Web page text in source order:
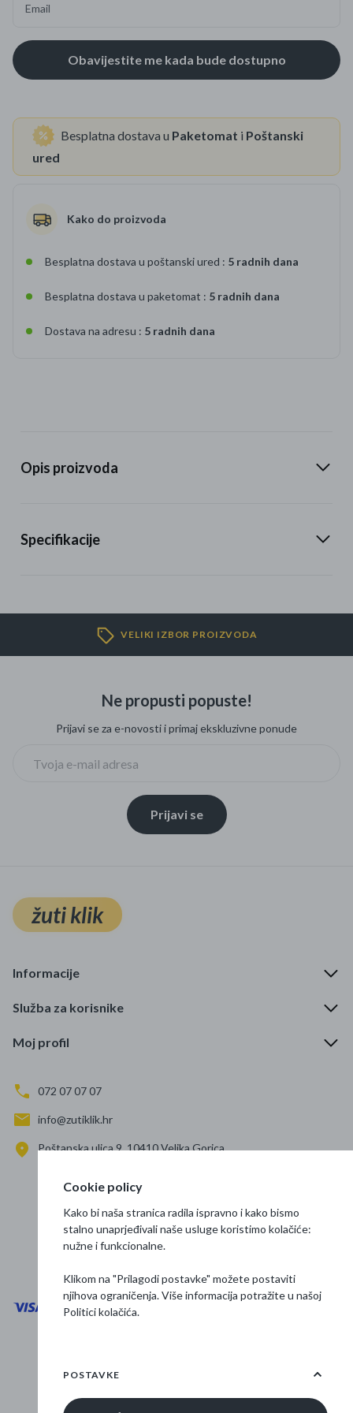
Email
Besplatna dostava u Paketomat i Poštanski
ured
Kako do proizvoda
Besplatna dostava u poštanski ured : 5 radnih dana
Besplatna dostava u paketomat : 5 radnih dana
Dostava na adresu : 5 radnih dana
Opis proizvoda
Specifikacije
VELIKI IZBOR PROIZVODA
Ne propusti popuste!
Prijavi se za e-novosti i primaj ekskluzivne ponude
Prijavi se
žuti klik
Informacije
Služba za korisnike
Moj profil
072 07 07 07
info@zutiklik.hr
Poštanska ulica 9, 10410 Velika Gorica
Prati nas
Osnovne informacije
Cookie policy
Kako bi naša stranica radila ispravno i kako bismo
stalno unaprjeđivali naše usluge koristimo kolačiće:
nužne i funkcionalne.
Klikom na "Prilagodi postavke" možete postaviti
njihova ograničenja. Više informacija potražite u našoj
Politici kolačića.
POSTAVKE